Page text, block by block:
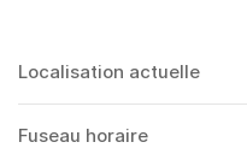
Localisation actuelle
Fuseau horaire